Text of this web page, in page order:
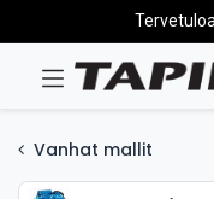
Vanhat mallit